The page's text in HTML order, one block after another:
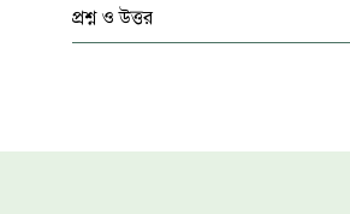
প্রশ্ন ও উত্তর